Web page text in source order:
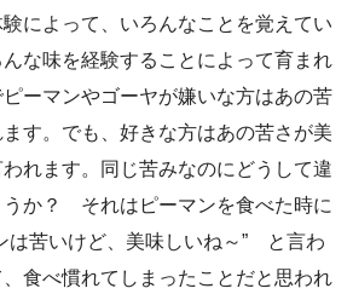
によって、いろんなことを覚えてい
な味を経験することによって育まれ
ーマンやゴーヤが嫌いな方はあの苦
す。でも、好きな方はあの苦さが美
れます。同じ苦みなのにどうして違
うか？ それはピーマンを食べた時に
は苦いけど、美味しいね～” と言わ
食べ慣れてしまったことだと思われ